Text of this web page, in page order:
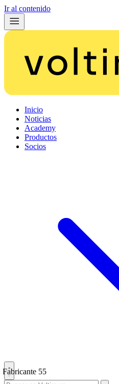
Ir al contenido
Inicio
Noticias
Academy
Productos
Socios
Fabricante 55